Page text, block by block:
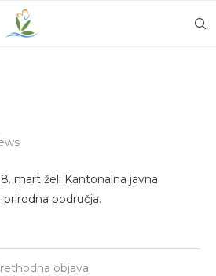
mart želi Kantonalna javna
područja.
objava